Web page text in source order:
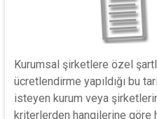
Kurumsal şirketlere özel
ücretlendirme yapıldığı bu
isteyen kurum veya
kriterlerden hangilerine